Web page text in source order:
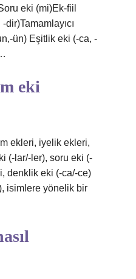
eki (mi)Ek-fiil
ün) Eşitlik eki (-ca, -
eki
ekleri, iyelik ekleri,
(-lar/-ler), soru eki (-
denklik eki (-ca/-ce)
isimlere yönelik bir